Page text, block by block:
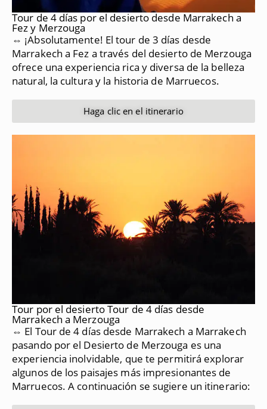
Tour de 4 días por el desierto desde Marrakech a
Fez y Merzouga
⇔ ¡Absolutamente! El tour de 3 días desde
Marrakech a Fez a través del desierto de Merzouga
ofrece una experiencia rica y diversa de la belleza
natural, la cultura y la historia de Marruecos.
Haga clic en el itinerario
Tour por el desierto Tour de 4 días desde
Marrakech a Merzouga
⇔ El Tour de 4 días desde Marrakech a Marrakech
pasando por el Desierto de Merzouga es una
experiencia inolvidable, que te permitirá explorar
algunos de los paisajes más impresionantes de
Marruecos. A continuación se sugiere un itinerario: